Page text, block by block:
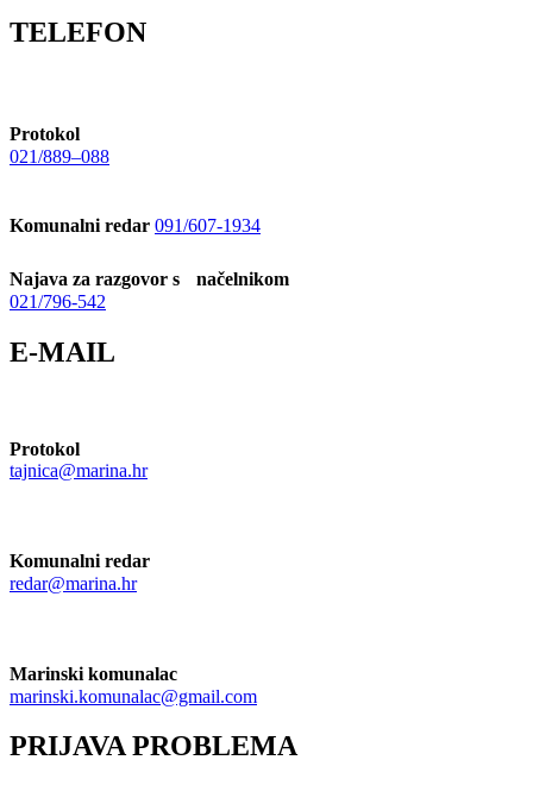
TELEFON
Protokol
021/889–088
Komunalni redar 091/607-1934
Najava za razgovor s načelnikom
021/796-542
E-MAIL
Protokol
tajnica@marina.hr
Komunalni redar
redar@marina.hr
Marinski komunalac
marinski.komunalac@gmail.com
PRIJAVA PROBLEMA